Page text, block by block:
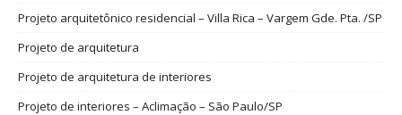
Projeto arquitetônico residencial – Villa Rica – Vargem Gde. Pta. /SP
Projeto de arquitetura
Projeto de arquitetura de interiores
Projeto de interiores – Aclimação – São Paulo/SP